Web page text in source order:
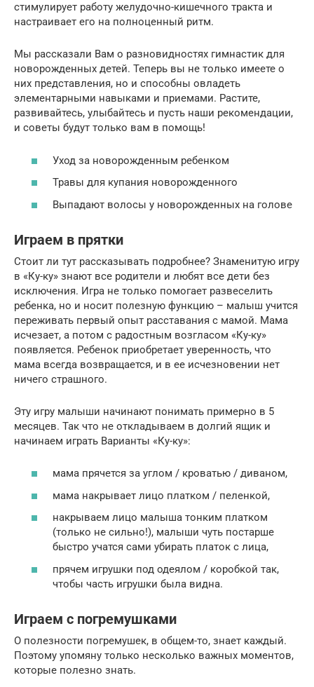
стимулирует работу желудочно-кишечного тракта и
настраивает его на полноценный ритм.
Мы рассказали Вам о разновидностях гимнастик для
новорожденных детей. Теперь вы не только имеете о
них представления, но и способны овладеть
элементарными навыками и приемами. Растите,
развивайтесь, улыбайтесь и пусть наши рекомендации,
и советы будут только вам в помощь!
Уход за новорожденным ребенком
Травы для купания новорожденного
Выпадают волосы у новорожденных на голове
Играем в прятки
Стоит ли тут рассказывать подробнее? Знаменитую игру
в «Ку-ку» знают все родители и любят все дети без
исключения. Игра не только помогает развеселить
ребенка, но и носит полезную функцию – малыш учится
переживать первый опыт расставания с мамой. Мама
исчезает, а потом с радостным возгласом «Ку-ку»
появляется. Ребенок приобретает уверенность, что
мама всегда возвращается, и в ее исчезновении нет
ничего страшного.
Эту игру малыши начинают понимать примерно в 5
месяцев. Так что не откладываем в долгий ящик и
начинаем играть Варианты «Ку-ку»:
мама прячется за углом / кроватью / диваном,
мама накрывает лицо платком / пеленкой,
накрываем лицо малыша тонким платком
(только не сильно!), малыши чуть постарше
быстро учатся сами убирать платок с лица,
прячем игрушки под одеялом / коробкой так,
чтобы часть игрушки была видна.
Играем с погремушками
О полезности погремушек, в общем-то, знает каждый.
Поэтому упомяну только несколько важных моментов,
которые полезно знать.